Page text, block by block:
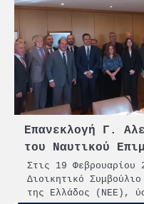
Επανεκλογή Γ.
του Ναυτικού
Στις 19 Φεβρουαρίου
Διοικητικό
της Ελλάδος (ΝΕΕ),
PCT: